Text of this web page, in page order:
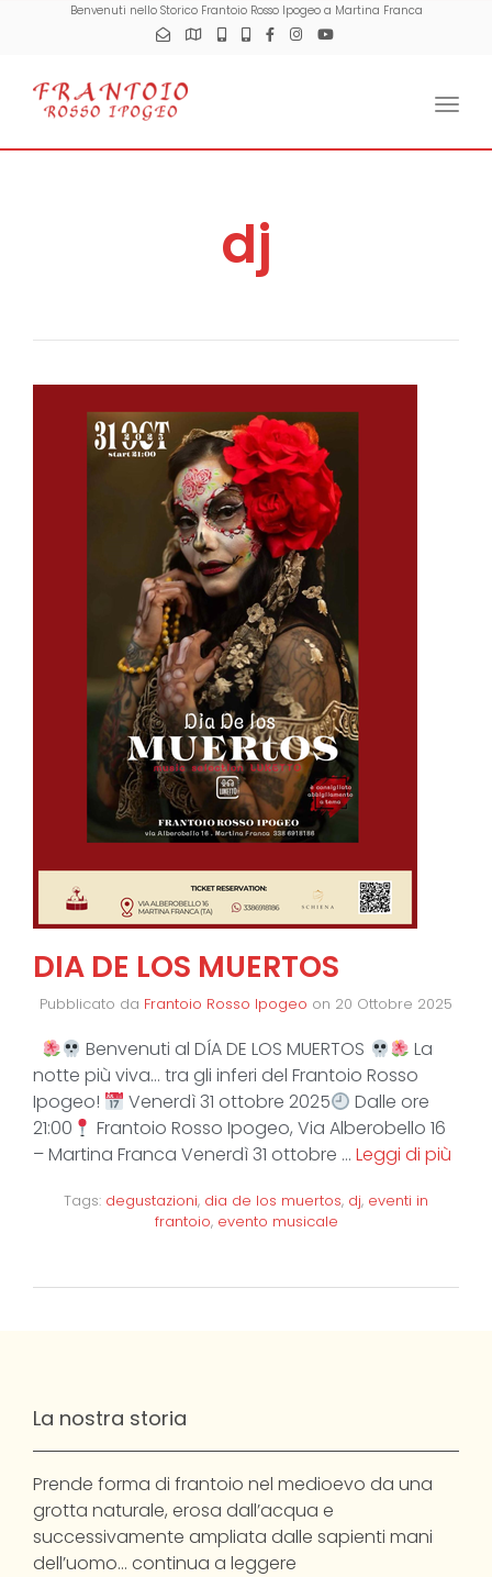
Benvenuti nello Storico Frantoio Rosso Ipogeo a Martina Franca
dj
DIA DE LOS MUERTOS
Pubblicato da Frantoio Rosso Ipogeo on 20 Ottobre 2025
Benvenuti al DÍA DE LOS MUERTOS
La
notte più viva… tra gli inferi del Frantoio Rosso
Ipogeo!
Venerdì 31 ottobre 2025
Dalle ore
21:00
Frantoio Rosso Ipogeo, Via Alberobello 16
– Martina Franca Venerdì 31 ottobre … Leggi di più
Tags: degustazioni, dia de los muertos, dj, eventi in
frantoio, evento musicale
La nostra storia
Prende forma di frantoio nel medioevo da una
grotta naturale, erosa dall’acqua e
successivamente ampliata dalle sapienti mani
dell’uomo… continua a leggere